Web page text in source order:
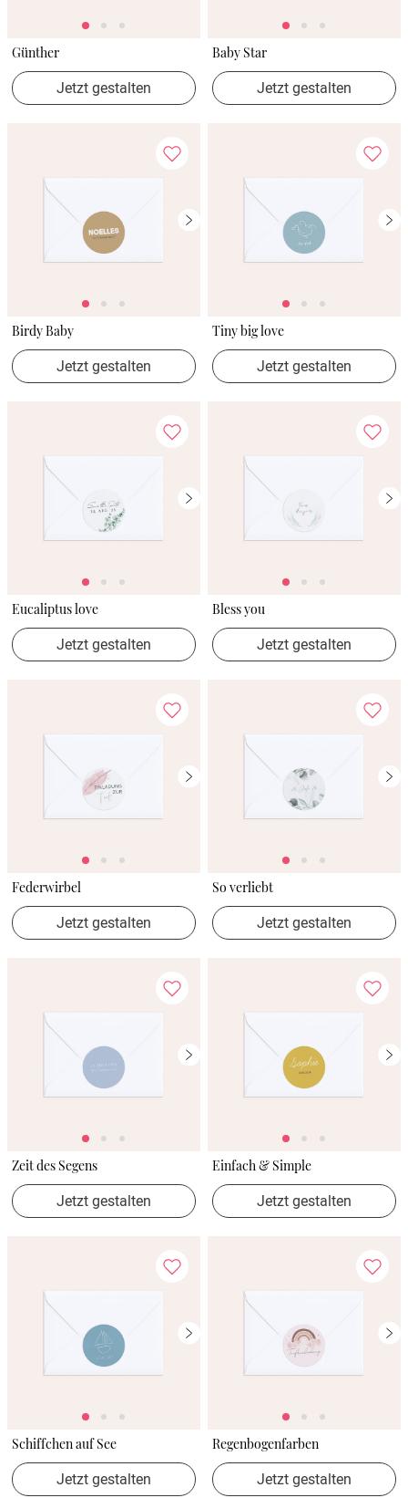
Günther
Jetzt gestalten
Baby Star
Jetzt gestalten
Birdy Baby
Jetzt gestalten
Tiny big love
Jetzt gestalten
Eucaliptus love
Jetzt gestalten
Bless you
Jetzt gestalten
Federwirbel
Jetzt gestalten
So verliebt
Jetzt gestalten
Zeit des Segens
Jetzt gestalten
Einfach & Simple
Jetzt gestalten
Schiffchen auf See
Jetzt gestalten
Regenbogenfarben
Jetzt gestalten